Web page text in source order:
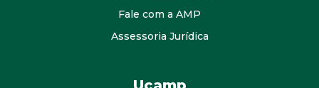
Fale com a AMP
Assessoria Jurídica